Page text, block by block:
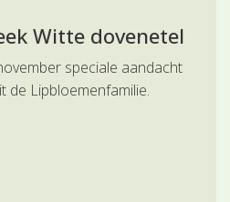
Witte dovenetel
speciale aandacht
de Lipbloemenfamilie.